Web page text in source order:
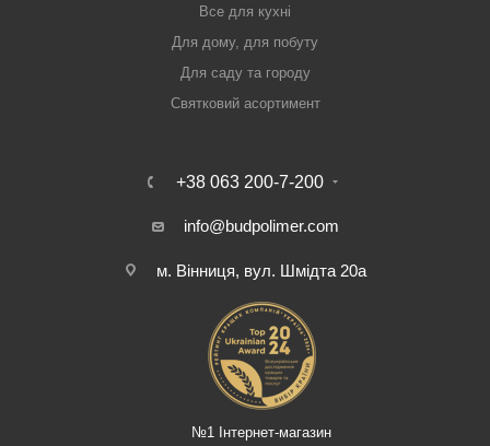
Все для кухні
Для дому, для побуту
Для саду та городу
Святковий асортимент
+38 063 200-7-200
info@budpolimer.com
м. Вінниця, вул. Шмідта 20а
№1 Інтернет-магазин